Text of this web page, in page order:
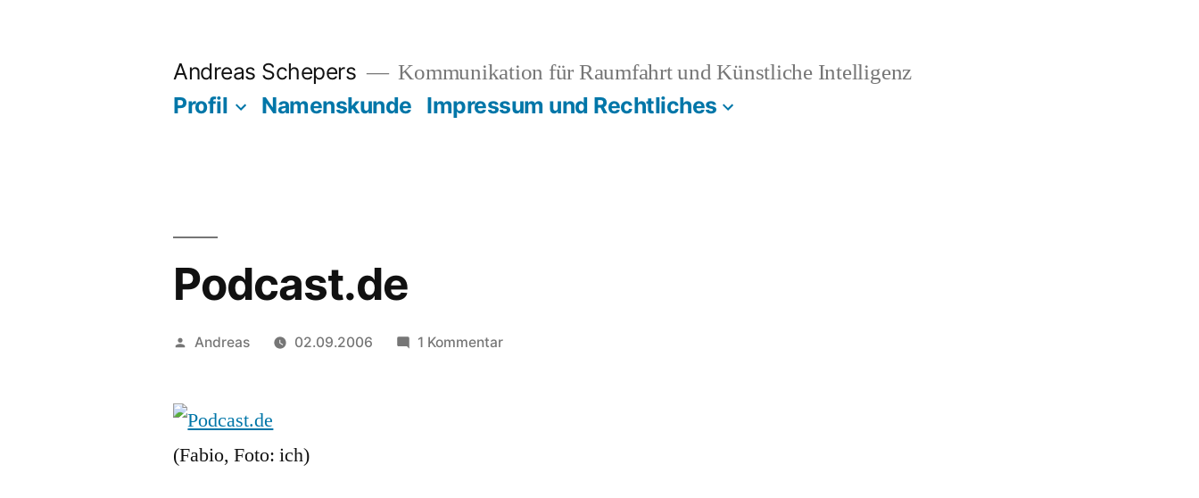
Andreas Schepers Kommunikation für Raumfahrt und Künstliche Intelligenz
Profil Namenskunde Impressum und Rechtliches
Podcast.de
Veröffentlicht
Andreas 02.09.2006 1 Kommentarzu
(Fabio, Foto: ich)